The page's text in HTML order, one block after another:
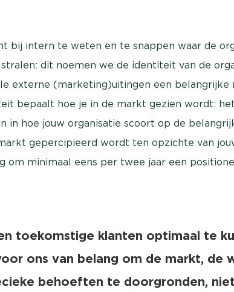
bij intern te weten en te snappen waar de
dit noemen we de identiteit van de
externe (marketing)uitingen een belangrijke
bepaalt hoe je in de markt gezien wordt:
in hoe jouw organisatie scoort op de
gepercipieerd wordt ten opzichte van
om minimaal eens per twee jaar een
toekomstige klanten optimaal te
ons van belang om de markt, de
behoeften te doorgronden,